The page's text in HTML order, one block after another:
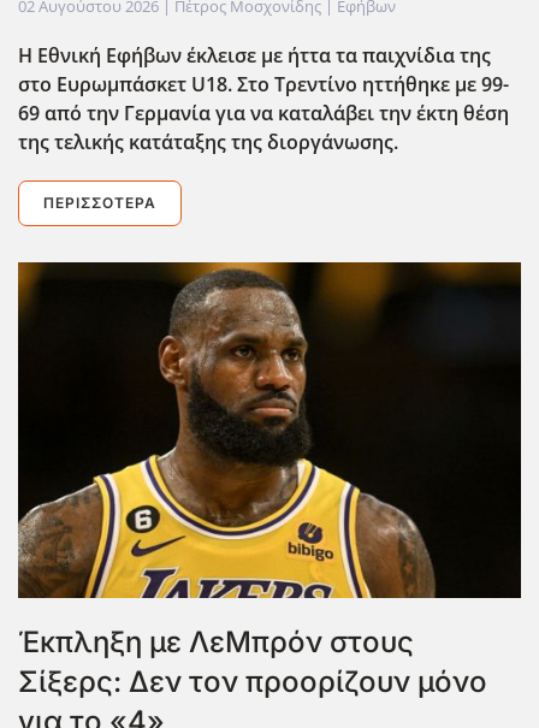
02 Αυγούστου 2026 | Πέτρος Μοσχονίδης | Εφήβων
Η Εθνική Εφήβων έκλεισε με ήττα τα παιχνίδια της
στο Ευρωμπάσκετ U18. Στο Τρεντίνο ηττήθηκε με 99-
69 από την Γερμανία για να καταλάβει την έκτη θέση
της τελικής κατάταξης της διοργάνωσης.
ΠΕΡΙΣΣΌΤΕΡΑ
Έκπληξη με ΛεΜπρόν στους
Σίξερς: Δεν τον προορίζουν μόνο